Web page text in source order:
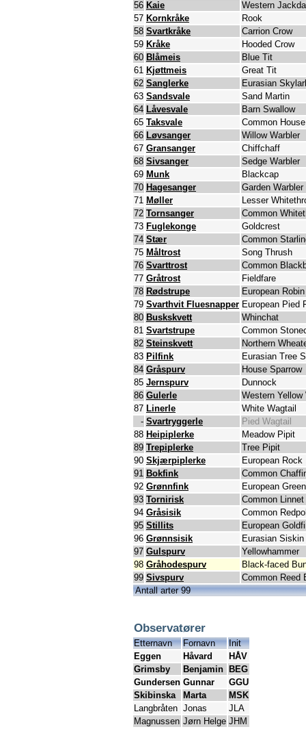
56 Kaie
Western
57 Kornkråke
Rook
58 Svartkråke
Carrion Crow
59 Kråke
Hooded Crow
60 Blåmeis
Blue Tit
61 Kjøttmeis
Great Tit
62 Sanglerke
Eurasian
63 Sandsvale
Sand Martin
64 Låvesvale
Barn Swallow
65 Taksvale
Common
66 Løvsanger
Willow Warbler
67 Gransanger
Chiffchaff
68 Sivsanger
Sedge Warbler
69 Munk
Blackcap
70 Hagesanger
Garden Warbler
71 Møller
Lesser
72 Tornsanger
Common
73 Fuglekonge
Goldcrest
74 Stær
Common
75 Måltrost
Song Thrush
76 Svarttrost
Common
77 Gråtrost
Fieldfare
78 Rødstrupe
European Robin
79 Svarthvit Fluesnapper European Pied
80 Buskskvett
Whinchat
81 Svartstrupe
Common
82 Steinskvett
Northern
83 Pilfink
Eurasian Tree
84 Gråspurv
House Sparrow
85 Jernspurv
Dunnock
86 Gulerle
Western Yellow
87 Linerle
White Wagtail
- Svartryggerle
Pied Wagtail
88 Heipiplerke
Meadow Pipit
89 Trepiplerke
Tree Pipit
90 Skjærpiplerke
European Rock
91 Bokfink
Common
92 Grønnfink
European
93 Tornirisk
Common Linnet
94 Gråsisik
Common
95 Stillits
European
96 Grønnsisik
Eurasian Siskin
97 Gulspurv
Yellowhammer
98 Gråhodespurv
Black-faced
99 Sivspurv
Common Reed
Antall arter 99
Observatører
Etternavn Fornavn
Init
Eggen
Håvard
HÅV
Grimsby
Benjamin
BEG
Gundersen Gunnar
GGU
Skibinska
Marta
MSK
Langbråten Jonas
JLA
Magnussen Jørn Helge JHM